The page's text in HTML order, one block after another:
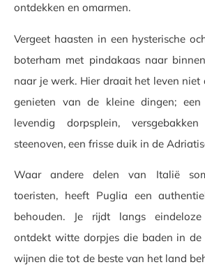
ontdekken en omarmen.
Vergeet haasten in een hysterische
boterham met pindakaas naar
naar je werk. Hier draait het leven niet
genieten van de kleine dingen; een
levendig dorpsplein,
steenoven, een frisse duik in de
Waar andere delen van Italië
toeristen, heeft Puglia een
behouden. Je rijdt langs eindeloze
ontdekt witte dorpjes die baden in
wijnen die tot de beste van het land